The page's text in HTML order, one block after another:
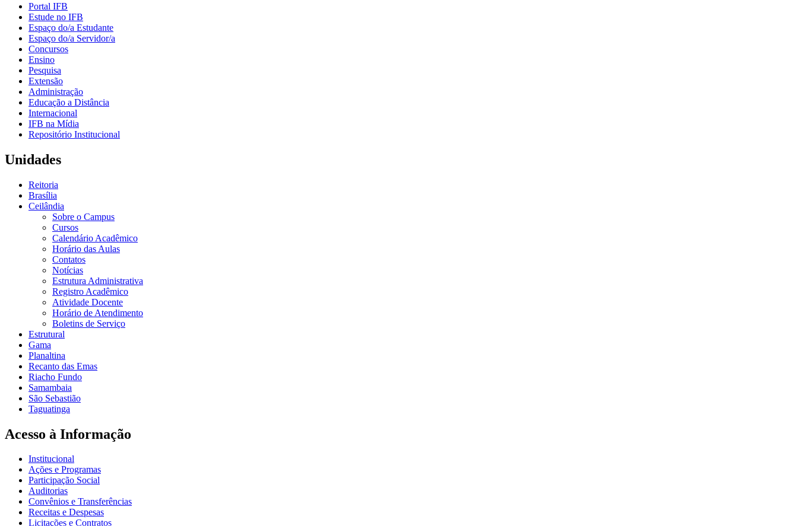
Portal IFB
Estude no IFB
Espaço do/a Estudante
Espaço do/a Servidor/a
Concursos
Ensino
Pesquisa
Extensão
Administração
Educação a Distância
Internacional
IFB na Mídia
Repositório Institucional
Unidades
Reitoria
Brasília
Ceilândia
Sobre o Campus
Cursos
Calendário Acadêmico
Horário das Aulas
Contatos
Notícias
Estrutura Administrativa
Registro Acadêmico
Atividade Docente
Horário de Atendimento
Boletins de Serviço
Estrutural
Gama
Planaltina
Recanto das Emas
Riacho Fundo
Samambaia
São Sebastião
Taguatinga
Acesso à Informação
Institucional
Ações e Programas
Participação Social
Auditorias
Convênios e Transferências
Receitas e Despesas
Licitações e Contratos